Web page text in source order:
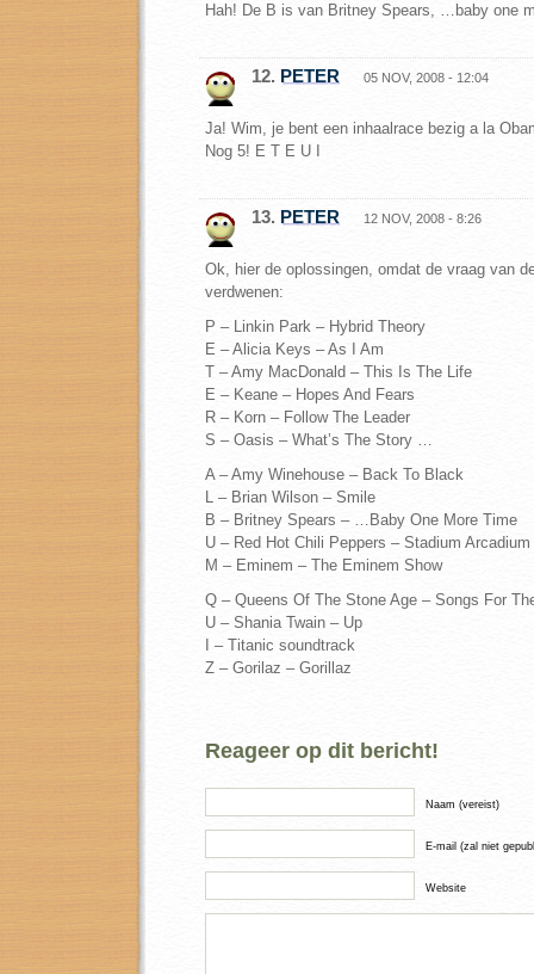
Hah! De B is van Britney Spears, …baby one
12. PETER 05 NOV, 2008 - 12:04
Ja! Wim, je bent een inhaalrace bezig a la
Nog 5! E T E U I
13. PETER 12 NOV, 2008 - 8:26
Ok, hier de oplossingen, omdat de vraag van
verdwenen:
P – Linkin Park – Hybrid Theory
E – Alicia Keys – As I Am
T – Amy MacDonald – This Is The Life
E – Keane – Hopes And Fears
R – Korn – Follow The Leader
S – Oasis – What’s The Story …
A – Amy Winehouse – Back To Black
L – Brian Wilson – Smile
B – Britney Spears – …Baby One More Time
U – Red Hot Chili Peppers – Stadium Arcadium
M – Eminem – The Eminem Show
Q – Queens Of The Stone Age – Songs For
U – Shania Twain – Up
I – Titanic soundtrack
Z – Gorilaz – Gorillaz
Reageer op dit bericht!
Naam (vereist)
E-mail (zal niet
Website